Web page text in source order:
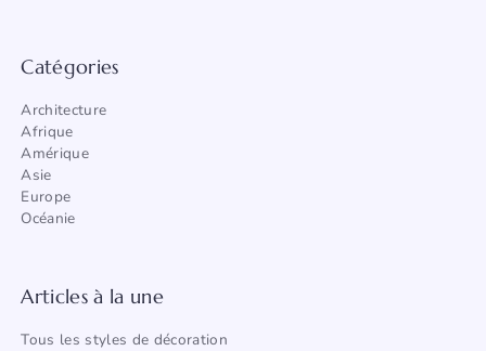
Catégories
Architecture
Afrique
Amérique
Asie
Europe
Océanie
Articles à la une
Tous les styles de décoration